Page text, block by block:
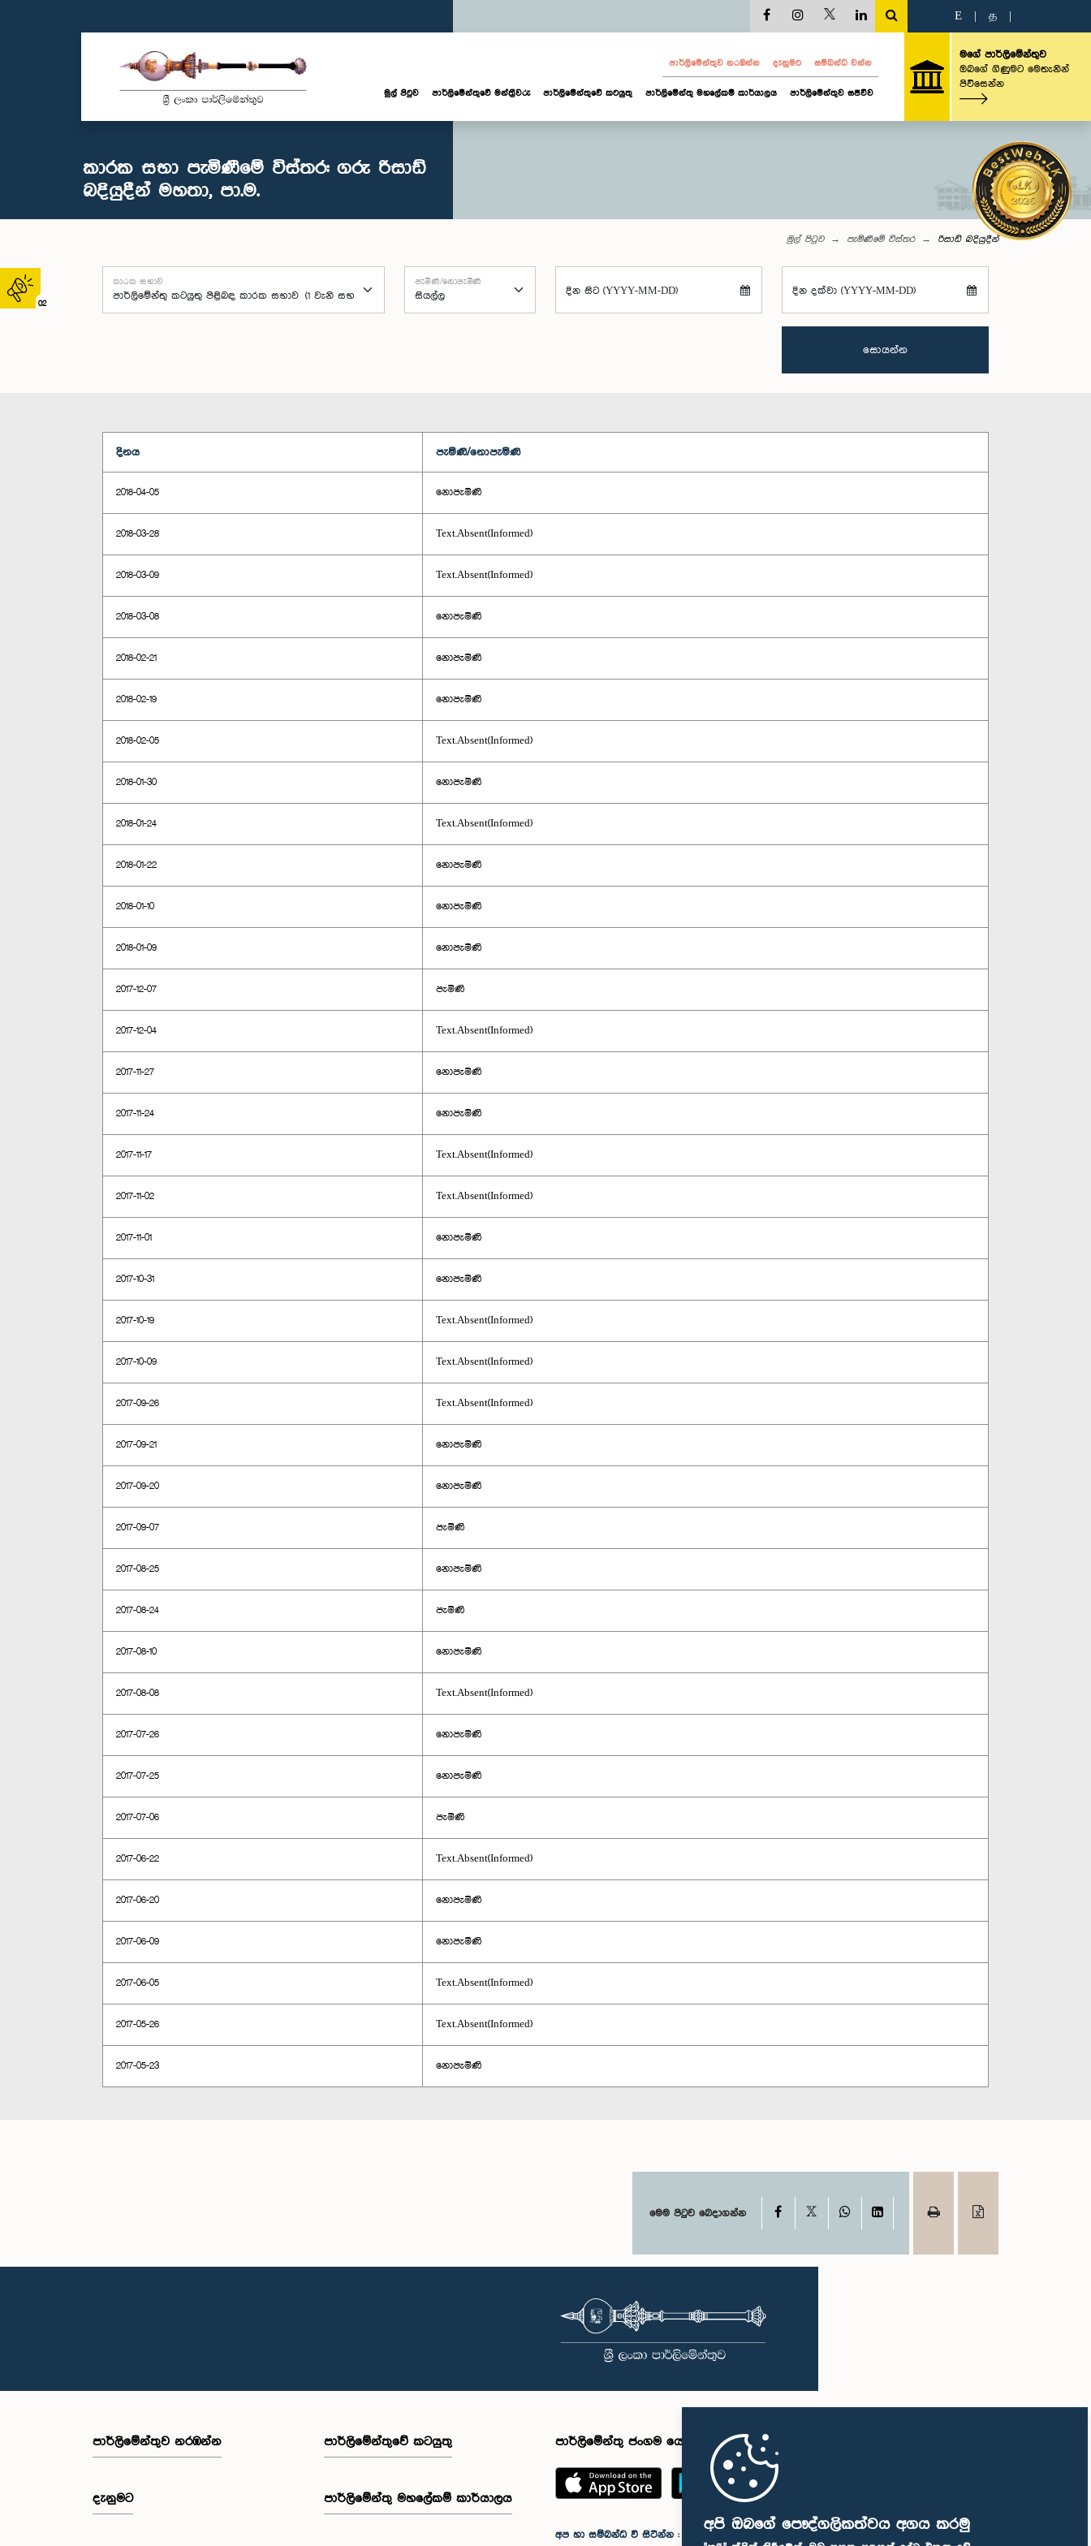
අපි ඔබගේ පෞද්ගලිකත්වය අගය කරමු
02
E த
පාර්ලි‌මේන්තුව නරඹන්න දැනුමට සම්බන්ධ වන්න
මුල් පිටුව පාර්ලි‌මේන්තුවේ මන්ත්‍රීවරු පාර්ලිමේන්තුවේ කටයුතු පාර්ලිමේන්තු මහලේකම් කාර්යාලය පාර්ලිමේන්තුව සජීවීව
මගේ පාර්ලිමේන්තුව
ඔබගේ ගිණුමට මෙතැනින්
පිවිසෙන්න
කාරක සභා පැමිණීමේ විස්තර: ගරු රිසාඩ්
බදියුදීන් මහතා, පා.ම.
මුල් පිටුව පැමිණීමේ විස්තර රිසාඩ් බදියුදීන්
කාරක සභාව පැමිණි/නොපැමිණි
දින සිට (YYYY-MM-DD) දින දක්වා (YYYY-MM-DD)
සොයන්න
දිනය පැමිණි/නොපැමිණි
2018-04-05 නොපැමිණි
2018-03-28 Text.Absent(Informed)
2018-03-09 Text.Absent(Informed)
2018-03-08 නොපැමිණි
2018-02-21 නොපැමිණි
2018-02-19 නොපැමිණි
2018-02-05 Text.Absent(Informed)
2018-01-30 නොපැමිණි
2018-01-24 Text.Absent(Informed)
2018-01-22 නොපැමිණි
2018-01-10 නොපැමිණි
2018-01-09 නොපැමිණි
2017-12-07 පැමිණි
2017-12-04 Text.Absent(Informed)
2017-11-27 නොපැමිණි
2017-11-24 නොපැමිණි
2017-11-17 Text.Absent(Informed)
2017-11-02 Text.Absent(Informed)
2017-11-01 නොපැමිණි
2017-10-31 නොපැමිණි
2017-10-19 Text.Absent(Informed)
2017-10-09 Text.Absent(Informed)
2017-09-26 Text.Absent(Informed)
2017-09-21 නොපැමිණි
2017-09-20 නොපැමිණි
2017-09-07 පැමිණි
2017-08-25 නොපැමිණි
2017-08-24 පැමිණි
2017-08-10 නොපැමිණි
2017-08-08 Text.Absent(Informed)
2017-07-26 නොපැමිණි
2017-07-25 නොපැමිණි
2017-07-06 පැමිණි
2017-06-22 Text.Absent(Informed)
2017-06-20 නොපැමිණි
2017-06-09 නොපැමිණි
2017-06-05 Text.Absent(Informed)
2017-05-26 Text.Absent(Informed)
2017-05-23 නොපැමිණි
මෙම පිටුව බෙදාගන්න Facebook WhatsAppLinkedIn
පාර්ලි‌මේන්තුව නරඹන්න
දැනුමට
පාර්ලිමේන්තුවේ කටයුතු
පාර්ලිමේන්තු මහලේකම් කාර්යාලය
පාර්ලිමේන්තු ජංගම යෙදුම
අප හා සම්බන්ධ වී සිටින්න :